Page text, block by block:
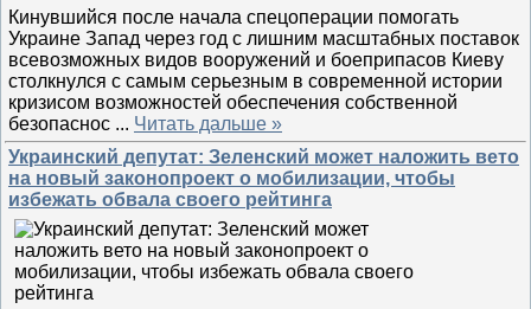
Кинувшийся после начала спецоперации помогать
Украине Запад через год с лишним масштабных поставок
всевозможных видов вооружений и боеприпасов Киеву
столкнулся с самым серьезным в современной истории
кризисом возможностей обеспечения собственной
безопаснос ... Читать дальше »
Украинский депутат: Зеленский может наложить вето
на новый законопроект о мобилизации, чтобы
избежать обвала своего рейтинга